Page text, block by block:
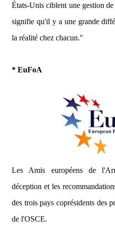
États-Unis ciblent une gestion
signifie qu'il y a une grande
la réalité chez chacun."
* EuFoA
Les Amis européens de
déception et les
des trois pays coprésidents des
de l'OSCE.